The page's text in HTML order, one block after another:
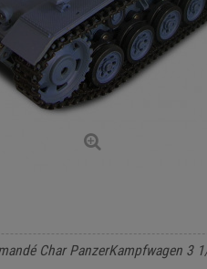
Char PanzerKampfwagen 3